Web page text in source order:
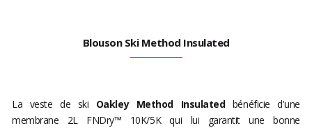
Blouson Ski Method Insulated
La veste de ski Oakley Method Insulatedbénéficie d'une
membrane 2L FNDry™ 10K/5K qui lui garantit une bonne